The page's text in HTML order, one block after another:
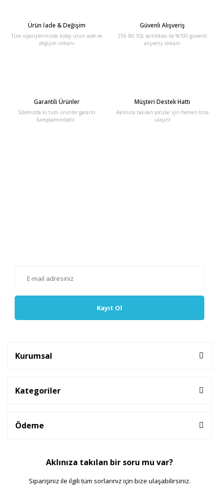
Ürün İade & Değişim
Tüm siparişlerinizde kolay ürün iade ve
değişim imkanı
Güvenli Alışveriş
256 Bit SSL sertifikası ile %100 güvenli
alışveriş imkanı
Garantili Ürünler
Sitemizde ki tüm ürünler garanti
kampsamındadır.
Müşteri Destek Hattı
Aklınıza takılan sorular için hemen bize
ulaşın!
Kayıt Ol
Kurumsal
Kategoriler
Ödeme
Aklınıza takılan bir soru mu var?
Siparişiniz ile ilgili tüm sorlarınız için bize ulaşabilirsiniz.